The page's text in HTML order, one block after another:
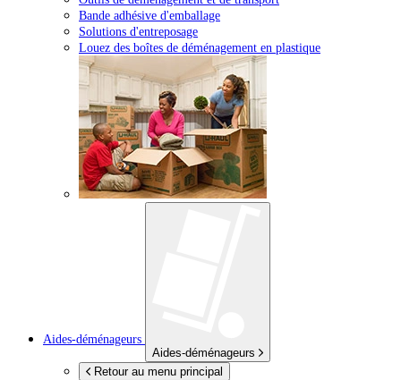
Bande adhésive d'emballage
Solutions d'entreposage
Louez des boîtes de déménagement en plastique
Aides-déménageurs
Aides-déménageurs
Retour au menu principal